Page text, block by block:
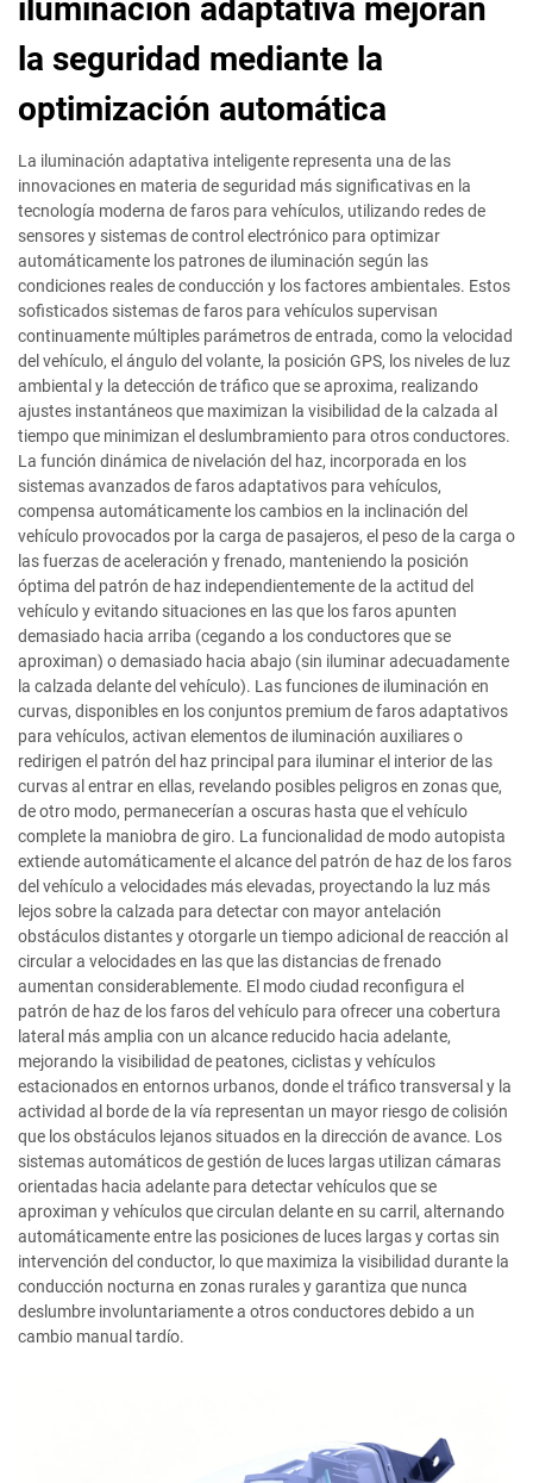
iluminación adaptativa mejoran
la seguridad mediante la
optimización automática
La iluminación adaptativa inteligente representa una de las
innovaciones en materia de seguridad más significativas en la
tecnología moderna de faros para vehículos, utilizando redes de
sensores y sistemas de control electrónico para optimizar
automáticamente los patrones de iluminación según las
condiciones reales de conducción y los factores ambientales. Estos
sofisticados sistemas de faros para vehículos supervisan
continuamente múltiples parámetros de entrada, como la velocidad
del vehículo, el ángulo del volante, la posición GPS, los niveles de luz
ambiental y la detección de tráfico que se aproxima, realizando
ajustes instantáneos que maximizan la visibilidad de la calzada al
tiempo que minimizan el deslumbramiento para otros conductores.
La función dinámica de nivelación del haz, incorporada en los
sistemas avanzados de faros adaptativos para vehículos,
compensa automáticamente los cambios en la inclinación del
vehículo provocados por la carga de pasajeros, el peso de la carga o
las fuerzas de aceleración y frenado, manteniendo la posición
óptima del patrón de haz independientemente de la actitud del
vehículo y evitando situaciones en las que los faros apunten
demasiado hacia arriba (cegando a los conductores que se
aproximan) o demasiado hacia abajo (sin iluminar adecuadamente
la calzada delante del vehículo). Las funciones de iluminación en
curvas, disponibles en los conjuntos premium de faros adaptativos
para vehículos, activan elementos de iluminación auxiliares o
redirigen el patrón del haz principal para iluminar el interior de las
curvas al entrar en ellas, revelando posibles peligros en zonas que,
de otro modo, permanecerían a oscuras hasta que el vehículo
complete la maniobra de giro. La funcionalidad de modo autopista
extiende automáticamente el alcance del patrón de haz de los faros
del vehículo a velocidades más elevadas, proyectando la luz más
lejos sobre la calzada para detectar con mayor antelación
obstáculos distantes y otorgarle un tiempo adicional de reacción al
circular a velocidades en las que las distancias de frenado
aumentan considerablemente. El modo ciudad reconfigura el
patrón de haz de los faros del vehículo para ofrecer una cobertura
lateral más amplia con un alcance reducido hacia adelante,
mejorando la visibilidad de peatones, ciclistas y vehículos
estacionados en entornos urbanos, donde el tráfico transversal y la
actividad al borde de la vía representan un mayor riesgo de colisión
que los obstáculos lejanos situados en la dirección de avance. Los
sistemas automáticos de gestión de luces largas utilizan cámaras
orientadas hacia adelante para detectar vehículos que se
aproximan y vehículos que circulan delante en su carril, alternando
automáticamente entre las posiciones de luces largas y cortas sin
intervención del conductor, lo que maximiza la visibilidad durante la
conducción nocturna en zonas rurales y garantiza que nunca
deslumbre involuntariamente a otros conductores debido a un
cambio manual tardío.